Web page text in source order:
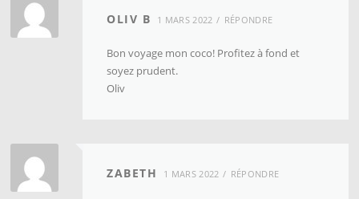
OLIV B 1 MARS 2022 RÉPONDRE
Bon voyage mon coco! Profitez à fond et
soyez prudent.
Oliv
ZABETH 1 MARS 2022 RÉPONDRE